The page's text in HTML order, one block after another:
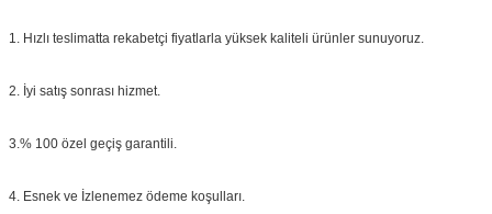
1. Hızlı teslimatta rekabetçi fiyatlarla yüksek kaliteli ürünler sunuyoruz.
2. İyi satış sonrası hizmet.
3.% 100 özel geçiş garantili.
4. Esnek ve İzlenemez ödeme koşulları.